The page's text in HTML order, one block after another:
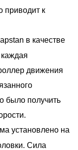
приводит к
в качестве
движения
было получить
установлено на
Сила